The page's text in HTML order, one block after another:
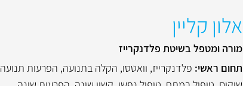
אלון קליין
מורה ומטפל בשיטת פלדנקרייז
תחום ראשי: פלדנקרייז, וואטסו, הקלה בתנועה, הפרעות תנועה